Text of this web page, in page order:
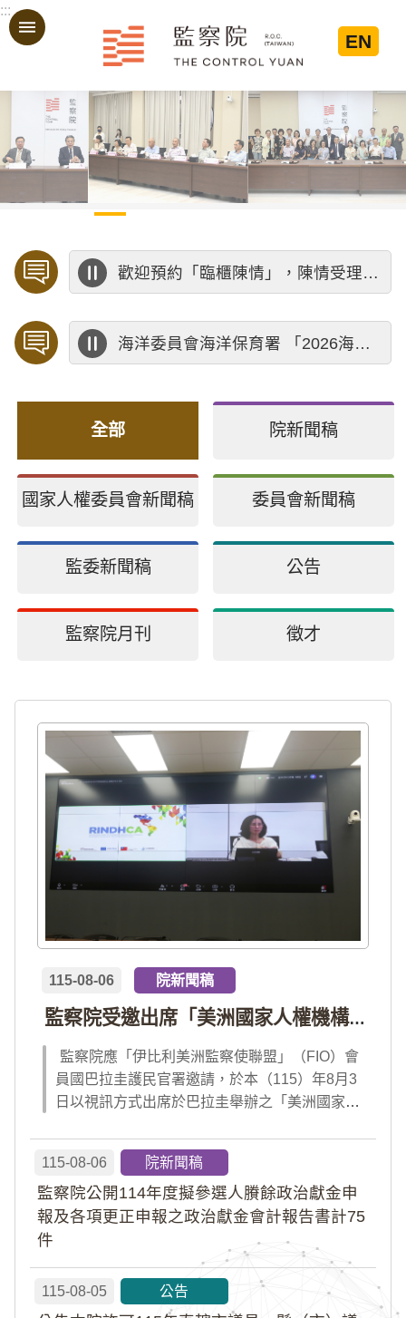
跳到主要內容區塊
:::
EN
歡迎預約「臨櫃陳情」，陳情受理中心將優先排定人員與您接談，釐清案情爭點後收案處理，以節省您的寶貴時間。
海洋委員會海洋保育署 「2026海洋保育創意短影音競賽」活動
全部 院新聞稿
國家人權委員會新聞稿 委員會新聞稿
監委新聞稿 公告
監察院月刊 徵才
監察院受邀出席「美洲國家人權機構網絡」年會 分享我國氣候災害防治經驗 打造國際永續韌性
115-08-06 院新聞稿
監察院應「伊比利美洲監察使聯盟」（FIO）會
員國巴拉圭護民官署邀請，於本（115）年8月3
日以視訊方式出席於巴拉圭舉辦之「美洲國家人
報告，就美洲地區環境災害、氣候緊急狀態與人
權風險等議題，與拉美地區監察機構、護民官署
及紅十字國際委員會、原住民社區支持組織...
115-08-06 院新聞稿
監察院公開114年度擬參選人賸餘政治獻金申
報及各項更正申報之政治獻金會計報告書計75
件
115-08-05 公告